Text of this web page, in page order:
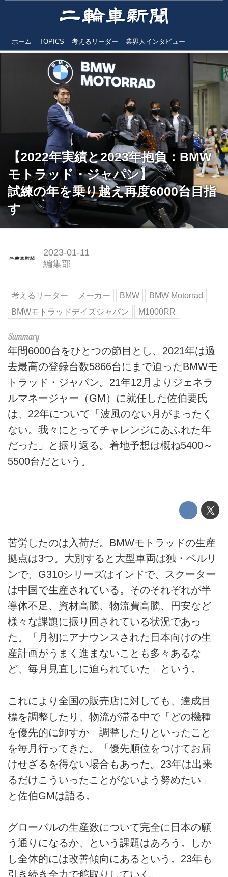
ホーム TOPICS 考えるリーダー 業界人インタビュー
【2022年実績と2023年抱負：BMW
モトラッド・ジャパン】
試練の年を乗り越え再度6000台目指
す
2023-01-11
編集部
考えるリーダー メーカー BMW
BMW Motorrad
BMWモトラッドデイズジャパン
M1000RR
年間6000台をひとつの節目とし、2021年は過
去最高の登録台数5866台にまで迫ったBMWモ
トラッド・ジャパン。21年12月よりジェネラ
ルマネージャー（GM）に就任した佐伯要氏
は、22年について「波風のない月がまったく
ない。我々にとってチャレンジにあふれた年
だった」と振り返る。着地予想は概ね5400～
5500台だという。
苦労したのは入荷だ。BMWモトラッドの生産
拠点は3つ。大別すると大型車両は独・ベルリ
ンで、G310シリーズはインドで、スクーター
は中国で生産されている。そのそれぞれが半
導体不足、資材高騰、物流費高騰、円安など
様々な課題に振り回されている状況であっ
た。「月初にアナウンスされた日本向けの生
産計画がうまく進まないことも多々あるな
ど、毎月見直しに迫られていた」という。
これにより全国の販売店に対しても、達成目
標を調整したり、物流が滞る中で「どの機種
を優先的に卸すか」調整したりといったこと
を毎月行ってきた。「優先順位をつけてお届
けせざるを得ない場合もあった。23年は出来
るだけこういったことがないよう努めたい」
と佐伯GMは語る。
グローバルの生産数について完全に日本の願
う通りになるか、という課題はあろう。しか
し全体的には改善傾向にあるという。23年も
引き続き全力で舵取りしていく。